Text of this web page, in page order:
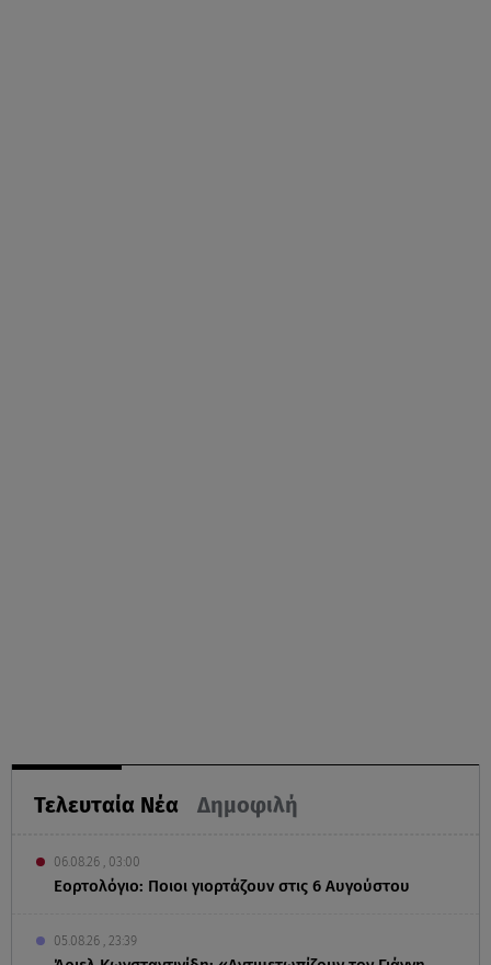
Τελευταία Νέα Δημοφιλή
06.08.26 , 03:00
Εορτολόγιο: Ποιοι γιορτάζουν στις 6 Αυγούστου
05.08.26 , 23:39